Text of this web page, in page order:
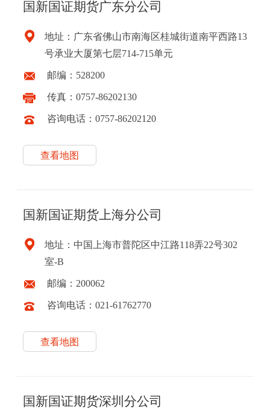
国新国证期货广东分公司
地址：广东省佛山市南海区桂城街道南平西路13
号承业大厦第七层714-715单元
邮编：528200
传真：0757-86202130
咨询电话：0757-86202120
查看地图
国新国证期货上海分公司
地址：中国上海市普陀区中江路118弄22号302
室-B
邮编：200062
咨询电话：021-61762770
查看地图
国新国证期货深圳分公司